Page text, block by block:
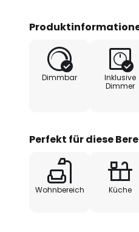
-
-
Dimmbar
Inklusive
Dimmer
Perfekt für diese
Wohnbereich Küche